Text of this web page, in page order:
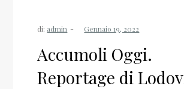
di: admin
Accumoli Oggi.
Reportage di